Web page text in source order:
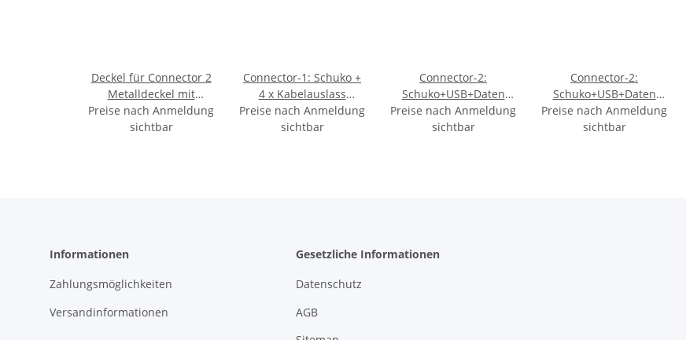
Deckel für Connector 2
Metalldeckel mit
Ausschnitt für ein
Kabel, 7.5mm Ø weiss
Preise nach Anmeldung
sichtbar
Connector-1: Schuko +
4 x Kabelauslass
MULTILEVEL
Preise nach Anmeldung
sichtbar
Connector-2:
Schuko+USB+Daten
MULTILEVEL schwarz
Preise nach Anmeldung
sichtbar
Connector-2:
Schuko+USB+Daten
MULTILEVEL weiss
Preise nach Anmeldung
sichtbar
Informationen
Zahlungsmöglichkeiten
Versandinformationen
Gesetzliche Informationen
Datenschutz
AGB